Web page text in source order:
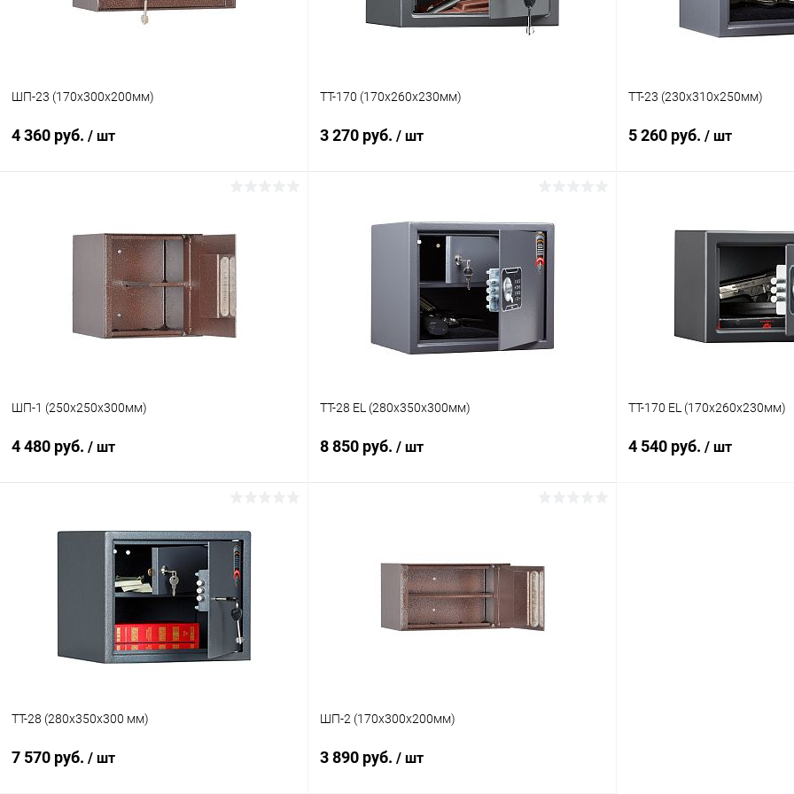
ШП-23 (170х300х200мм)
4 360 руб. / шт
Купить в 1 клик Сравнение
Под заказ
TT-170 (170x260x230мм)
3 270 руб. / шт
Сравнение
Под заказ
TT-23 (230x310x250мм)
5 260 руб. / шт
ШП-1 (250х250х300мм)
4 480 руб. / шт
Купить в 1 клик Сравнение
Под заказ
TT-28 EL (280x350x300мм)
8 850 руб. / шт
Купить в 1 клик Сравнение
В избранное Под заказ
TT-170 EL (170x260x230мм)
4 540 руб. / шт
TT-28 (280x350x300 мм)
7 570 руб. / шт
ШП-2 (170х300х200мм)
3 890 руб. / шт